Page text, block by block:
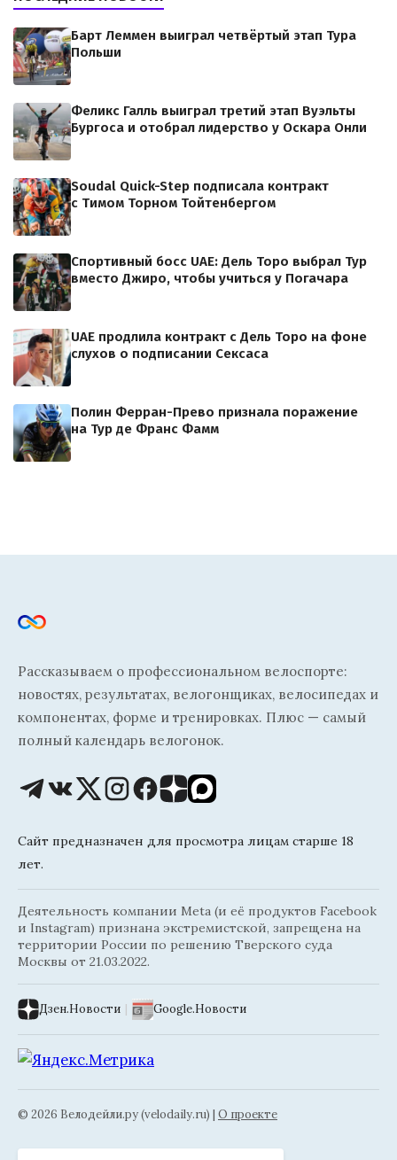
Барт Леммен выиграл четвёртый этап Тура
Польши
Феликс Галль выиграл третий этап Вуэльты
Бургоса и отобрал лидерство у Оскара Онли
Soudal Quick-Step подписала контракт
с Тимом Торном Тойтенбергом
Спортивный босс UAE: Дель Торо выбрал Тур
вместо Джиро, чтобы учиться у Погачара
UAE продлила контракт с Дель Торо на фоне
слухов о подписании Сексаса
Полин Ферран-Прево признала поражение
на Тур де Франс Фамм
Рассказываем о профессиональном велоспорте:
новостях, результатах, велогонщиках, велосипедах и
компонентах, форме и тренировках. Плюс — самый
полный календарь велогонок.
Сайт предназначен для просмотра лицам старше 18
лет.
Деятельность компании Meta (и её продуктов Facebook
и Instagram) признана экстремистской, запрещена на
территории России по решению Тверского суда
Москвы от 21.03.2022.
Дзен.Новости | Google.Новости
© 2026 Велодейли.ру (velodaily.ru) | О проекте